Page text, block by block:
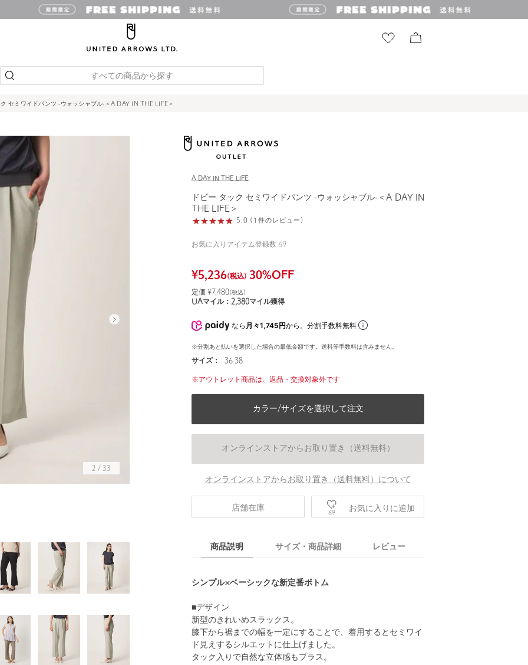
すべての商品から探す
セミワイドパンツ ‐ウォッシャブル‐＜A DAY IN THE LIFE＞
身長166 B80 W61 H86 着用サイズ：38 身長168 B80 W61 H88 着用サイズ：38
2 / 33
A DAY IN THE LIFE
ドビー タック セミワイドパンツ ‐ウォッシャブル‐＜A DAY IN
THE LIFE＞
5.0 (1件のレビュー)
お気に入りアイテム登録数 69
¥5,236(税込) 30%OFF
定価 ¥7,480(税込)
UAマイル： 2,380マイル獲得
なら 月々1,745円から。分割手数料無料
※分割あと払いを選択した場合の最低金額です。送料等手数料は含みません。
サイズ： 36 38
※アウトレット商品は、返品・交換対象外です
カラー/サイズを選択して注文
オンラインストアからお取り置き（送料無料）
オンラインストアからお取り置き（送料無料）について
店舗在庫
69 お気に入りに追加
商品説明 サイズ・商品詳細 レビュー
シンプル×ベーシックな新定番ボトム
■デザイン
新型のきれいめスラックス。
膝下から裾までの幅を一定にすることで、着用するとセミワイ
ド見えするシルエットに仕上げました。
タック入りで自然な立体感もプラス。